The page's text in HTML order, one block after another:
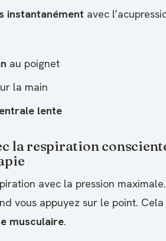
instantanément avec
au poignet
la main
lente
la respiration
avec la pression
vous appuyez sur le point. Cela
musculaire.